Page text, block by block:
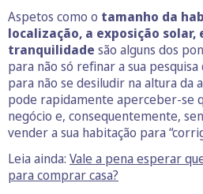
Aspetos como o tamanho da
localização, a exposição
tranquilidade são alguns dos
para não só refinar a sua
para não se desiludir na altura da
pode rapidamente aperceber-se
negócio e, consequentemente,
vender a sua habitação para
Leia ainda: Vale a pena esperar
para comprar casa?